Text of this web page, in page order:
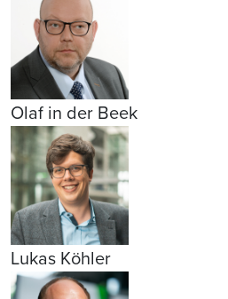
Olaf in der Beek
Lukas Köhler